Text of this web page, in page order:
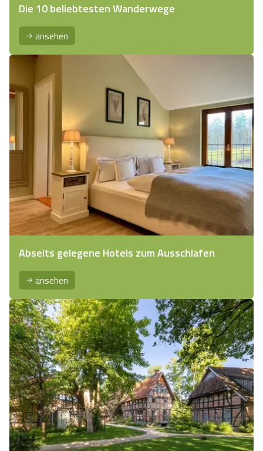
Die 10 beliebtesten Wanderwege
ansehen
Abseits gelegene Hotels zum Ausschlafen
ansehen